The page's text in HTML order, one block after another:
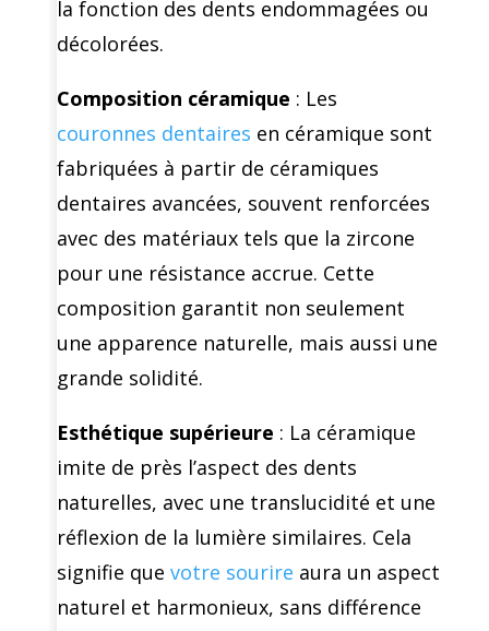
la fonction des dents endommagées ou
décolorées.
Composition céramique : Les
couronnes dentaires en céramique sont
fabriquées à partir de céramiques
dentaires avancées, souvent renforcées
avec des matériaux tels que la zircone
pour une résistance accrue. Cette
composition garantit non seulement
une apparence naturelle, mais aussi une
grande solidité.
Esthétique supérieure : La céramique
imite de près l’aspect des dents
naturelles, avec une translucidité et une
réflexion de la lumière similaires. Cela
signifie que votre sourire aura un aspect
naturel et harmonieux, sans différence